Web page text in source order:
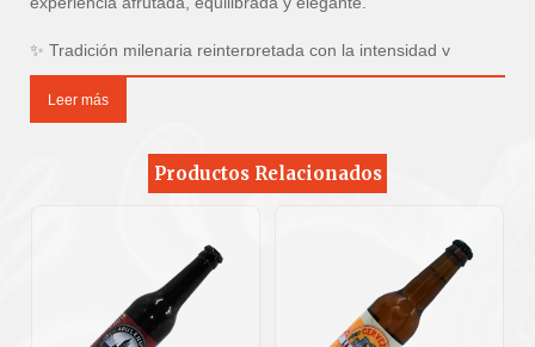
✨ Tradición milenaria reinterpretada con la intensidad y
Entrada delicadamente dulce, con el protagonismo claro de la
Leer más
Productos Relacionados